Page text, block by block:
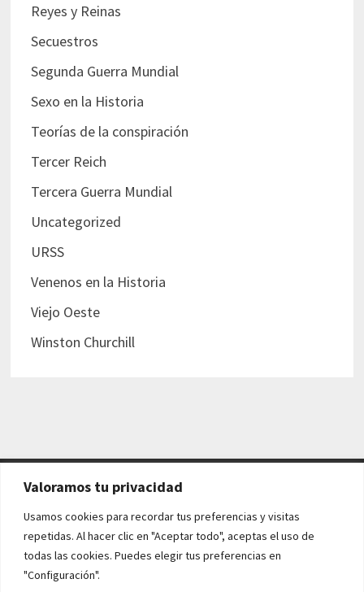
Valoramos tu privacidad
Usamos cookies para recordar tus preferencias y visitas
repetidas. Al hacer clic en "Aceptar todo", aceptas el uso de
todas las cookies. Puedes elegir tus preferencias en
"Configuración".
Reyes y Reinas
Secuestros
Segunda Guerra Mundial
Sexo en la Historia
Teorías de la conspiración
Tercer Reich
Tercera Guerra Mundial
Uncategorized
URSS
Venenos en la Historia
Viejo Oeste
Winston Churchill
AVISO LEGAL Y POLÍTICAS
Aviso legal
Política de cookies